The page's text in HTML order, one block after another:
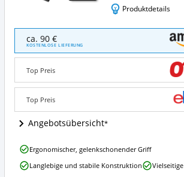
Produktdetails
PULLUP
DIP
Holz
Parallettes
Angebote:
ist
Parallettes
erhältlich?
ca. 90 €
KOSTENLOSE LIEFERUNG
Top Preis
Top Preis
Angebotsübersicht
PULLUP
DIP
Ergonomischer, gelenkschonender Griff
Langlebige und stabile Konstruktion